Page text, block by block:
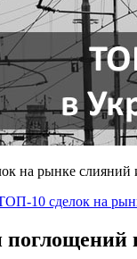
на рынке слияний
10 сделок на